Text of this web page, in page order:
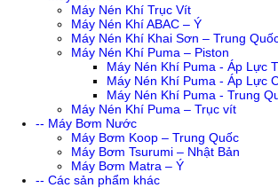
Máy Nén Khí Trục Vít
Máy Nén Khí ABAC – Ý
Máy Nén Khí Khai Sơn – Trung
Máy Nén Khí Puma – Piston
Máy Nén Khí Puma - Áp Lực
Máy Nén Khí Puma - Áp Lực
Máy Nén Khí Puma - Trung
Máy Nén Khí Puma – Trục vít
-- Máy Bơm Nước
Máy Bơm Koop – Trung Quốc
Máy Bơm Tsurumi – Nhật Bản
Máy Bơm Matra – Ý
-- Các sản phẩm khác